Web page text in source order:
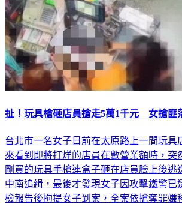
扯！玩具槍砸店員搶走5萬1千元 女搶匪
台北市一名女子日前在太原路上一間玩具
來看到即將打烊的店員在數營業額時，突
剛買的玩具手槍連盒子砸在店員臉上後逃
中南追緝，最後才發現女子因攻擊鐵警已
檢報告後拘提女子到案，全案依搶奪罪嫌